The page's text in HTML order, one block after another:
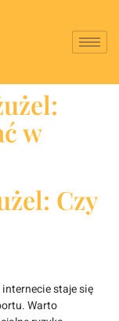
w
Czy
staje się
Warto